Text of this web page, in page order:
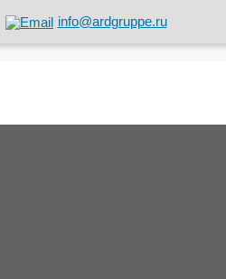
info@ardgruppe.ru